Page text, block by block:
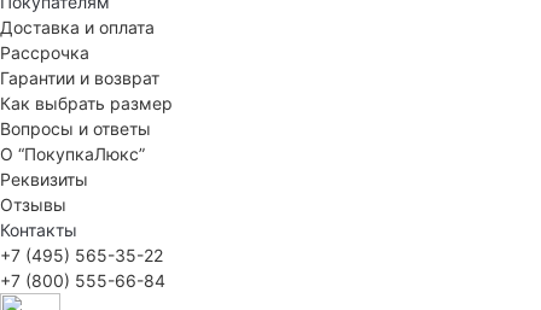
Доставка и оплата
Рассрочка
Гарантии и возврат
Как выбрать размер
Вопросы и ответы
О “ПокупкаЛюкс”
Реквизиты
Отзывы
Контакты
+7 (495) 565-35-22
+7 (800) 555-66-84